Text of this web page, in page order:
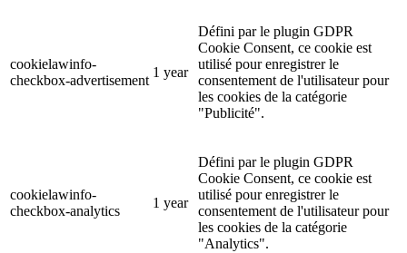
cookielawinfo-
checkbox-advertisement
1 year
Défini par le plugin GDPR
Cookie Consent, ce cookie est
utilisé pour enregistrer le
consentement de l'utilisateur pour
les cookies de la catégorie
"Publicité".
cookielawinfo-
checkbox-analytics
1 year
Défini par le plugin GDPR
Cookie Consent, ce cookie est
utilisé pour enregistrer le
consentement de l'utilisateur pour
les cookies de la catégorie
"Analytics".